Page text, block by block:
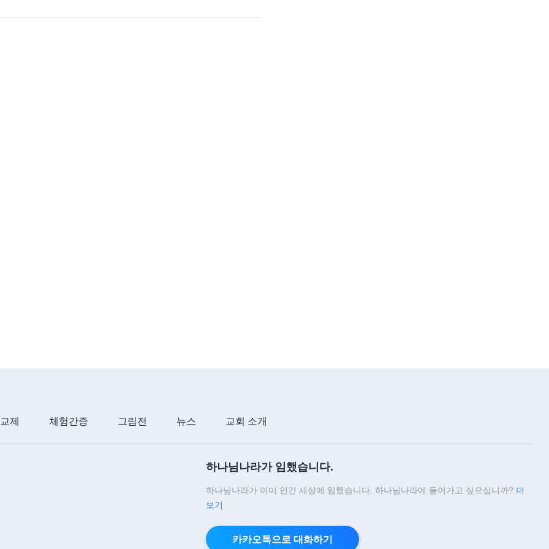
찬양 댄스 ＜전능하신 하나님 따라
제 체험간증 그림전 뉴스 교회 소개
하나님나라가 임했습니다.
하나님나라가 이미 인간 세상에 임했습니다. 하나님나라에 들어가고 싶으십니까? 더
보기
카카오톡으로 대화하기